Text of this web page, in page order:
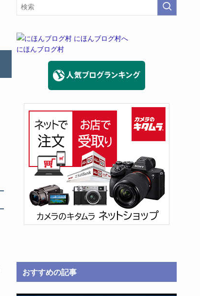
にほんブログ村
おすすめの記事